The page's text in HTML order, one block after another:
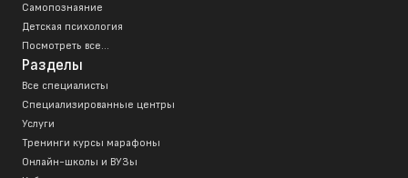
Самопознаяние
Детская психология
Посмотреть все...
Разделы
Все специалисты
Специализированные центры
Услуги
Тренинги курсы марафоны
Онлайн-школы и ВУЗы